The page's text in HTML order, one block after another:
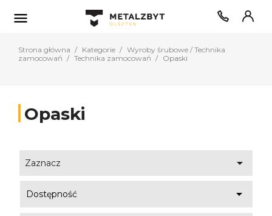

Strona główna Kategorie
Wyroby śrubowe / Technika
zamocowań
Technika zamocowań Opaski
Opaski
Zaznacz 
Dostępność 